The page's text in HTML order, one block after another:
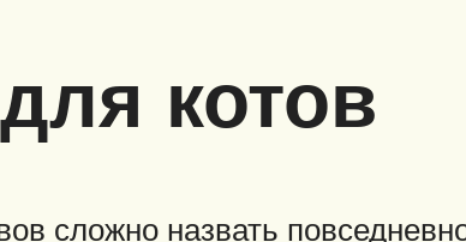
котов
сложно назвать